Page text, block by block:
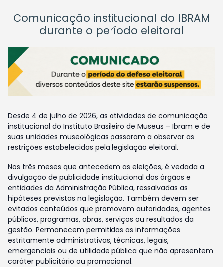
Comunicação institucional do IBRAM
durante o período eleitoral
Desde 4 de julho de 2026, as atividades de comunicação
institucional do Instituto Brasileiro de Museus – Ibram e de
suas unidades museológicas passaram a observar as
restrições estabelecidas pela legislação eleitoral.
Nos três meses que antecedem as eleições, é vedada a
divulgação de publicidade institucional dos órgãos e
entidades da Administração Pública, ressalvadas as
hipóteses previstas na legislação. Também devem ser
evitados conteúdos que promovam autoridades, agentes
públicos, programas, obras, serviços ou resultados da
gestão. Permanecem permitidas as informações
estritamente administrativas, técnicas, legais,
emergenciais ou de utilidade pública que não apresentem
caráter publicitário ou promocional.